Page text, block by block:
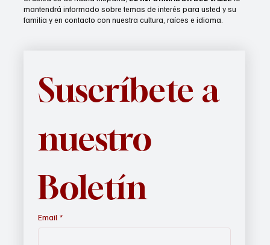
mantendrá informado sobre temas de interés para usted y su
familia y en contacto con nuestra cultura, raíces e idioma.
Suscríbete a
nuestro
Boletín
Email *